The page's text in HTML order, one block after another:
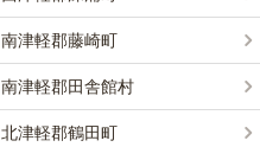
南津軽郡藤崎町
南津軽郡田舎館村
北津軽郡鶴田町